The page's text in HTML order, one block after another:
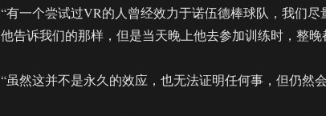
“有一个尝试过VR的人曾经效力于诺伍德棒球队，我们
他告诉我们的那样，但是当天晚上他去参加训练时，整
“虽然这并不是永久的效应，也无法证明任何事，但仍然